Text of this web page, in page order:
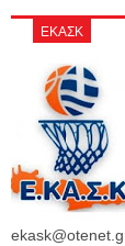
ΕΚΑΣΚ